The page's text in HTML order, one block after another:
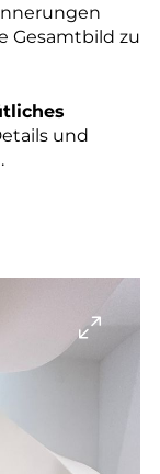
Gesamtbild zu
und